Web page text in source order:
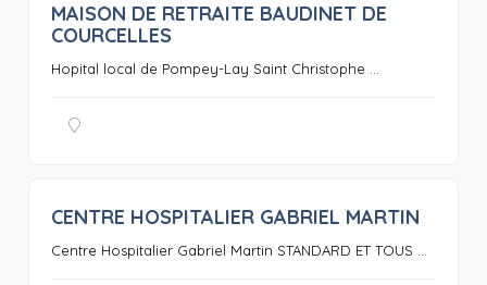
MAISON DE RETRAITE BAUDINET DE
COURCELLES
Hopital local de Pompey-Lay Saint Christophe ...
CENTRE HOSPITALIER GABRIEL MARTIN
Centre Hospitalier Gabriel Martin STANDARD ET TOUS ...